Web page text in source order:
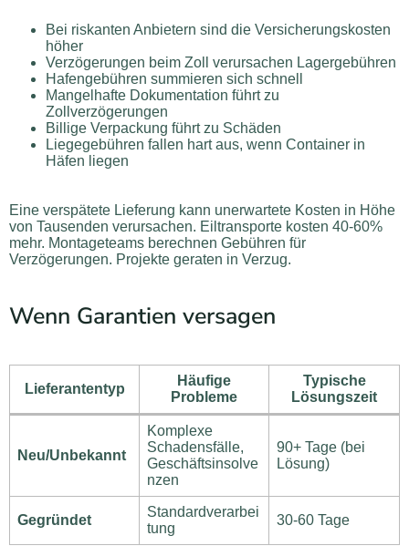
Bei riskanten Anbietern sind die Versicherungskosten
höher
Verzögerungen beim Zoll verursachen Lagergebühren
Hafengebühren summieren sich schnell
Mangelhafte Dokumentation führt zu
Zollverzögerungen
Billige Verpackung führt zu Schäden
Liegegebühren fallen hart aus, wenn Container in
Häfen liegen
Eine verspätete Lieferung kann unerwartete Kosten in Höhe
von Tausenden verursachen. Eiltransporte kosten 40-60%
mehr. Montageteams berechnen Gebühren für
Verzögerungen. Projekte geraten in Verzug.
Wenn Garantien versagen
Lieferantentyp
Häufige
Probleme
Typische
Lösungszeit
Neu/Unbekannt
Komplexe
Schadensfälle,
Geschäftsinsolve
nzen
90+ Tage (bei
Lösung)
Gegründet
Standardverarbei
tung
30-60 Tage